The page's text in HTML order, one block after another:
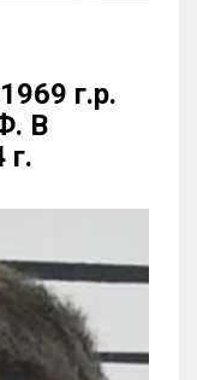
г.р.
В
г.